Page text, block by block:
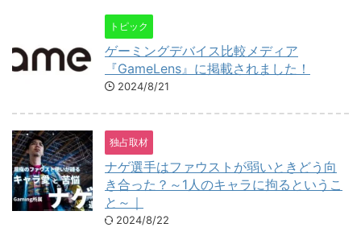
トピック
ゲーミングデバイス比較メディア
『GameLens』に掲載されました！
2024/8/21
独占取材
ナゲ選手はファウストが弱いときどう向
き合った？～1人のキャラに拘るというこ
と～｜
2024/8/22